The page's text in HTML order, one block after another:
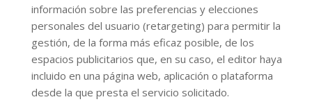
información sobre las preferencias y elecciones
personales del usuario (retargeting) para permitir la
gestión, de la forma más eficaz posible, de los
espacios publicitarios que, en su caso, el editor haya
incluido en una página web, aplicación o plataforma
desde la que presta el servicio solicitado.